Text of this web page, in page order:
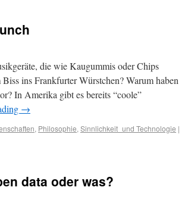
die wie Kaugummis oder Chips
ins Frankfurter Würstchen? Warum haben
In Amerika gibt es bereits “coole”
→
, Philosophie, Sinnlichkeit_und Technologie |
data oder was?